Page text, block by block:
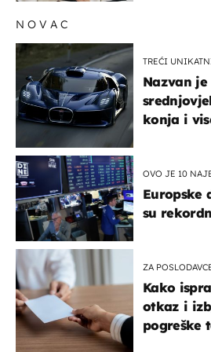
NOVAC
TREĆI
Nazvan
konja i
OVO JE 10
Europske
su
ZA
Kako
otkaz i
pogreške